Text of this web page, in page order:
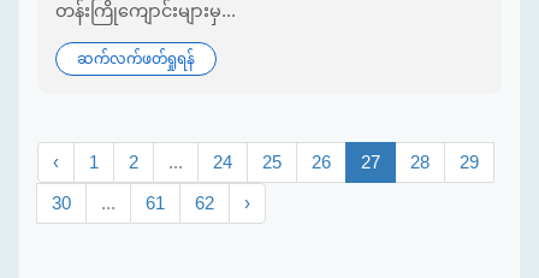
တန်းကြိုကျောင်းများမှ...
ဆက်လက်ဖတ်ရှုရန်
‹ 1 2 ... 24 25 26 27 28 29
30 ... 61 62 ›